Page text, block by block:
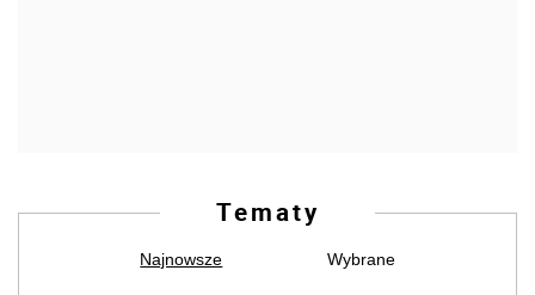
Tematy
Najnowsze Wybrane